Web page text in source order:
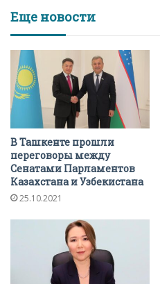
Еще новости
В Ташкенте прошли
переговоры между
Сенатами Парламентов
Казахстана и Узбекистана
25.10.2021